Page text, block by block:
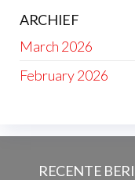
ARCHIEF
March 2026
February 2026
RECENTE